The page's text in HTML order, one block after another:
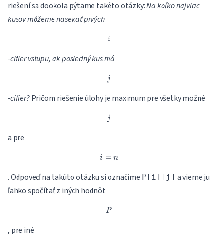
riešení sa dookola pýtame takéto otázky:Na koľko najviac
kusov môžeme nasekať prvých
i
i
-cifier vstupu, ak posledný kus má
j
j
-cifier?Pričom riešenie úlohy je maximum pre všetky možné
j
j
a pre
i=n
i = n
. Odpoveď na takúto otázku si označíme P[i][j] a vieme ju
ľahko spočítať z iných hodnôt
P
P
, pre iné